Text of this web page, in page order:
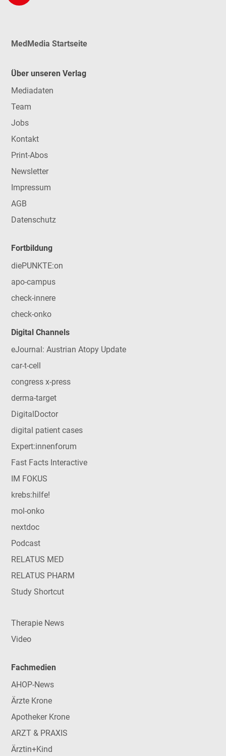
MedMedia Startseite
Über unseren Verlag
Mediadaten
Team
Jobs
Kontakt
Print-Abos
Newsletter
Impressum
AGB
Datenschutz
Fortbildung
diePUNKTE:on
apo-campus
check-innere
check-onko
Digital Channels
eJournal: Austrian Atopy Update
car-t-cell
congress x-press
derma-target
DigitalDoctor
digital patient cases
Expert:innenforum
Fast Facts Interactive
IM FOKUS
krebs:hilfe!
mol-onko
nextdoc
Podcast
RELATUS MED
RELATUS PHARM
Study Shortcut
Therapie News
Video
Fachmedien
AHOP-News
Ärzte Krone
Apotheker Krone
ARZT & PRAXIS
Ärztin+Kind